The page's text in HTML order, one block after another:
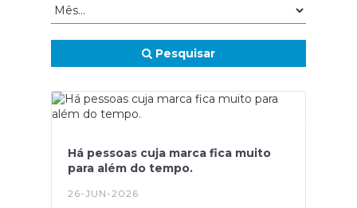
Pesquisar
Há pessoas cuja marca fica muito
para além do tempo.
26-JUN-2026